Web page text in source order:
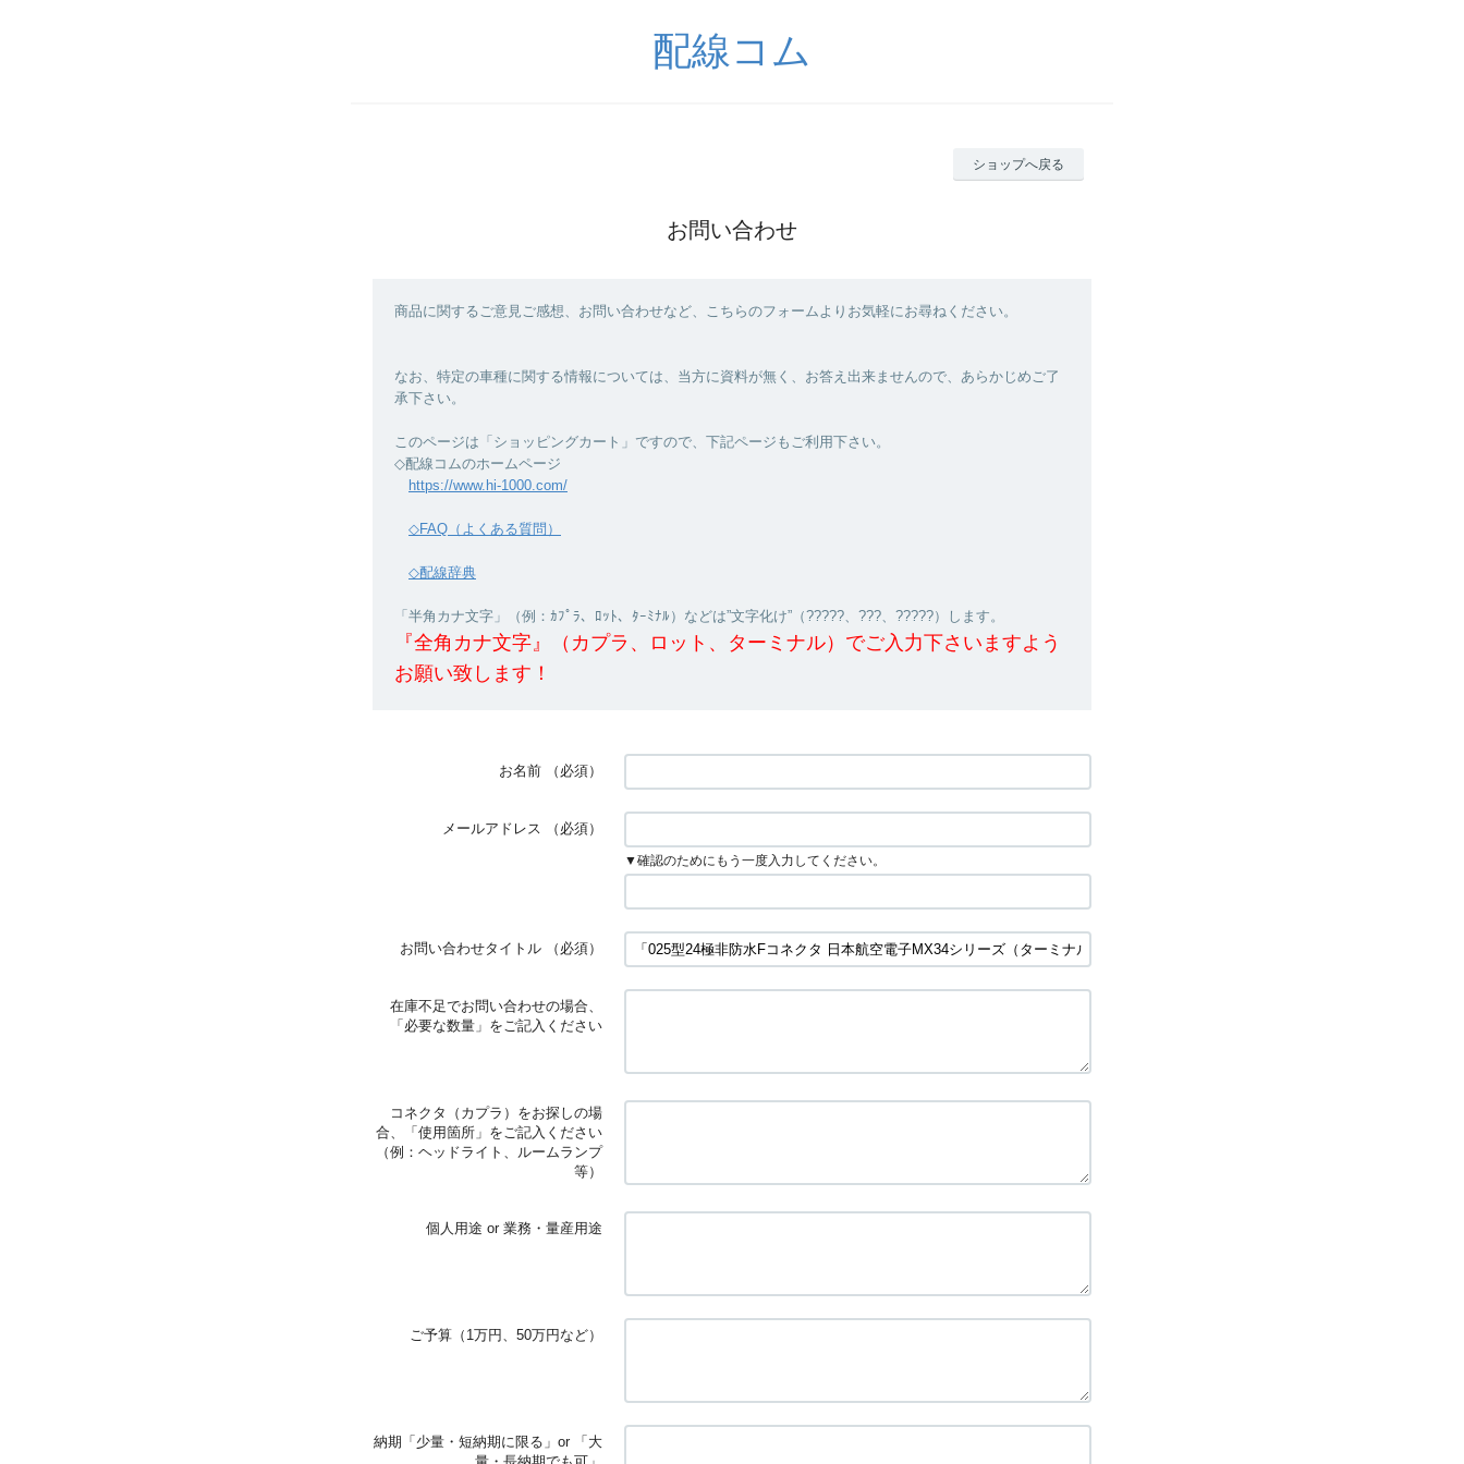
配線コム
ショップへ戻る
お問い合わせ
商品に関するご意見ご感想、お問い合わせなど、こちらのフォームよりお気軽にお尋ねください。
なお、特定の車種に関する情報については、当方に資料が無く、お答え出来ませんので、あらかじめご了
承下さい。
このページは「ショッピングカート」ですので、下記ページもご利用下さい。
◇配線コムのホームページ
https://www.hi-1000.com/
◇FAQ（よくある質問）
◇配線辞典
「半角カナ文字」（例：ｶﾌﾟﾗ、ﾛｯﾄ、ﾀｰﾐﾅﾙ）などは”文字化け”（?????、???、?????）します。
『全角カナ文字』（カプラ、ロット、ターミナル）でご入力下さいますよう
お願い致します！
お名前 （必須）
メールアドレス （必須）
▼確認のためにもう一度入力してください。
お問い合わせタイトル （必須）
在庫不足でお問い合わせの場合、
「必要な数量」をご記入ください
コネクタ（カプラ）をお探しの場
合、「使用箇所」をご記入ください
（例：ヘッドライト、ルームランプ
等）
個人用途 or 業務・量産用途
ご予算（1万円、50万円など）
納期「少量・短納期に限る」or 「大